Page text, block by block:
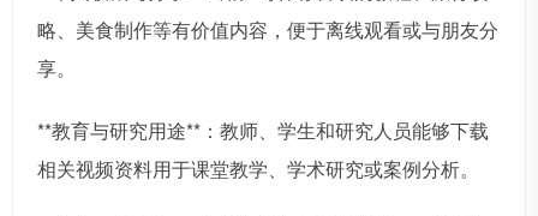
略、美食制作等有价值内容，便于离线观看或与朋友分
享。
**教育与研究用途**：教师、学生和研究人员能够下载
相关视频资料用于课堂教学、学术研究或案例分析。